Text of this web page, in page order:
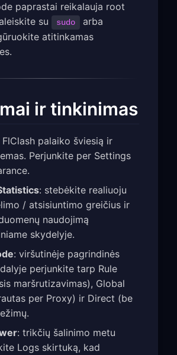
paprastai reikalauja root
su
sudo
arba
atitinkamas
ir tinkinimas
FlClash palaiko šviesią ir
Perjunkite per Settings
: stebėkite realiuoju
/ atsisiuntimo greičius ir
naudojimą
skydelyje.
: viršutinėje pagrindinės
perjunkite tarp Rule
maršrutizavimas), Global
per Proxy) ir Direct (be
: trikčių šalinimo metu
Logs skirtuką, kad